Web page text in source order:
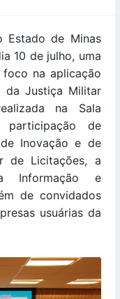
Estado de Minas
10 de julho, uma
na aplicação
da Justiça Militar
na Sala
de
Inovação e de
de Licitações, a
Informação e
de convidados
usuárias da